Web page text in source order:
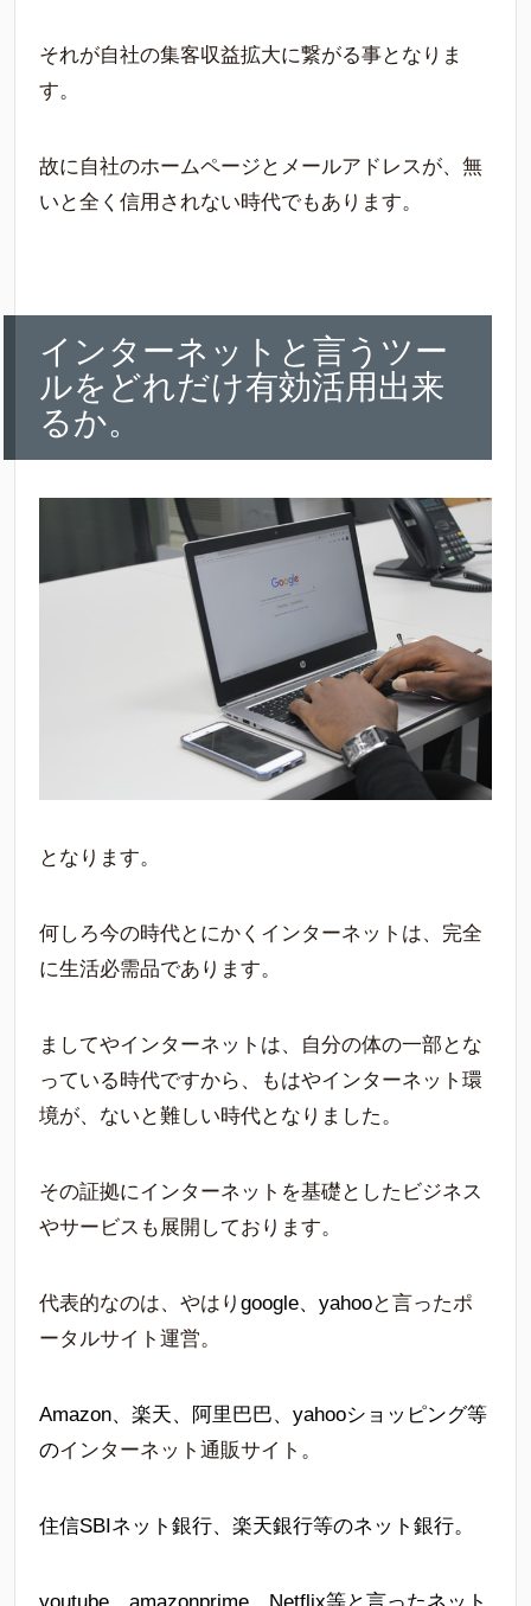
それが自社の集客収益拡大に繋がる事となりま
す。
故に自社のホームページとメールアドレスが、無
いと全く信用されない時代でもあります。
インターネットと言うツー
ルをどれだけ有効活用出来
るか。
となります。
何しろ今の時代とにかくインターネットは、完全
に生活必需品であります。
ましてやインターネットは、自分の体の一部とな
っている時代ですから、もはやインターネット環
境が、ないと難しい時代となりました。
その証拠にインターネットを基礎としたビジネス
やサービスも展開しております。
代表的なのは、やはり google、yahooと言ったポ
ータルサイト運営。
Amazon、楽天、阿里巴巴、yahooショッピング等
のインターネット通販サイト。
住信SBIネット銀行、楽天銀行等のネット銀行。